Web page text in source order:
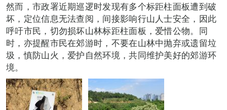
然而，市政署近期巡逻时发现有多个标距柱面板遭到破
坏，定位信息无法查阅，间接影响行山人士安全，因此
呼吁市民，切勿损坏山林标距柱面板，爱惜公物。同
时，亦提醒市民在郊游时，不要在山林中抛弃或遗留垃
圾，慎防山火，爱护自然环境，共同维护美好的郊游环
境。